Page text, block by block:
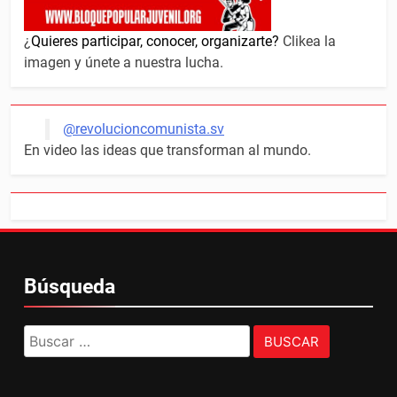
¿Quieres participar, conocer, organizarte? Clikea la
imagen y únete a nuestra lucha.
@revolucioncomunista.sv
En video las ideas que transforman al mundo.
Búsqueda
Buscar: